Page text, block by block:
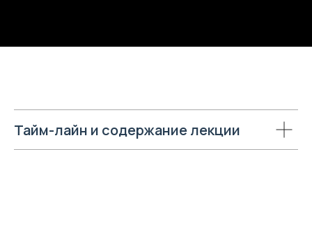
Тайм-лайн и содержание лекции